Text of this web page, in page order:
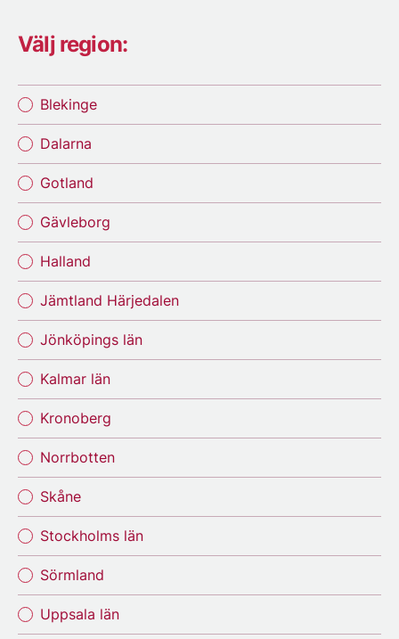
Välj region:
Blekinge
Dalarna
Gotland
Gävleborg
Halland
Jämtland Härjedalen
Jönköpings län
Kalmar län
Kronoberg
Norrbotten
Skåne
Stockholms län
Sörmland
Uppsala län